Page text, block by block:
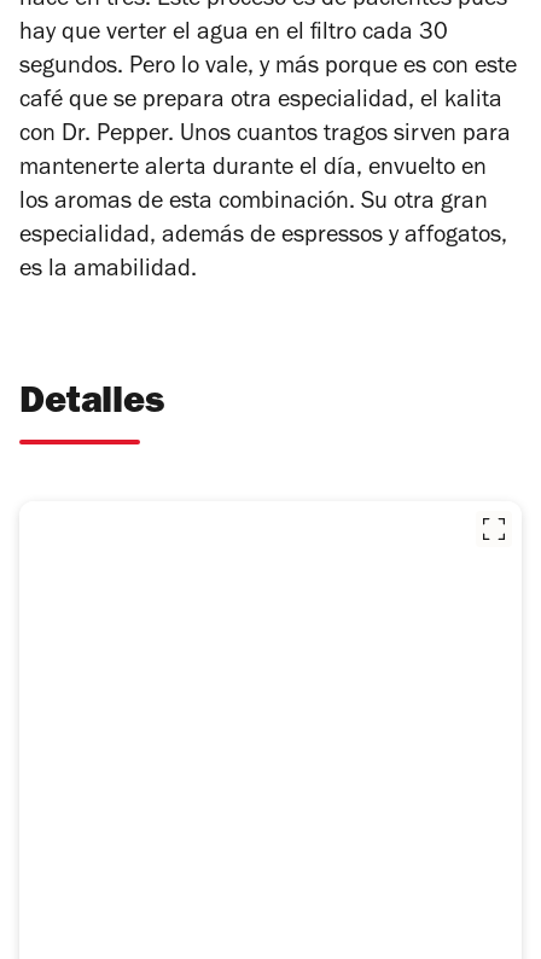
hay que verter el agua en el filtro cada 30
segundos. Pero lo vale, y más porque es con este
café que se prepara otra especialidad, el kalita
con Dr. Pepper. Unos cuantos tragos sirven para
mantenerte alerta durante el día, envuelto en
los aromas de esta combinación. Su otra gran
especialidad, además de espressos y affogatos,
es la amabilidad.
Detalles